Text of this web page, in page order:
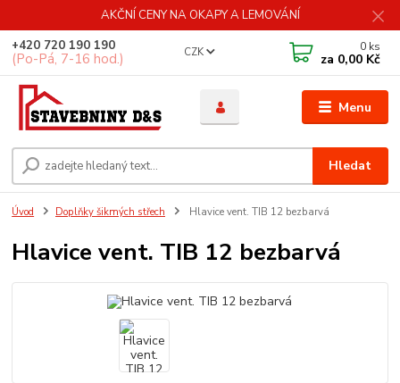
AKČNÍ CENY NA OKAPY A LEMOVÁNÍ
Menu
CZK
Hledat
+420 720 190 190
(Po-Pá, 7-16 hod.)
0 ks
za 0,00 Kč
Úvod Doplňky šikmých střech Hlavice vent. TIB 12 bezbarvá
Hlavice vent. TIB 12 bezbarvá